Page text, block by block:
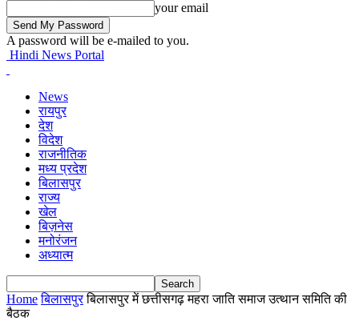
your email
A password will be e-mailed to you.
Hindi News Portal
News
रायपुर
देश
विदेश
राजनीतिक
मध्य प्रदेश
बिलासपुर
राज्य
खेल
बिज़नेस
मनोरंजन
अध्यात्म
Home बिलासपुर बिलासपुर में छत्तीसगढ़ महरा जाति समाज उत्थान समिति की
बैठक